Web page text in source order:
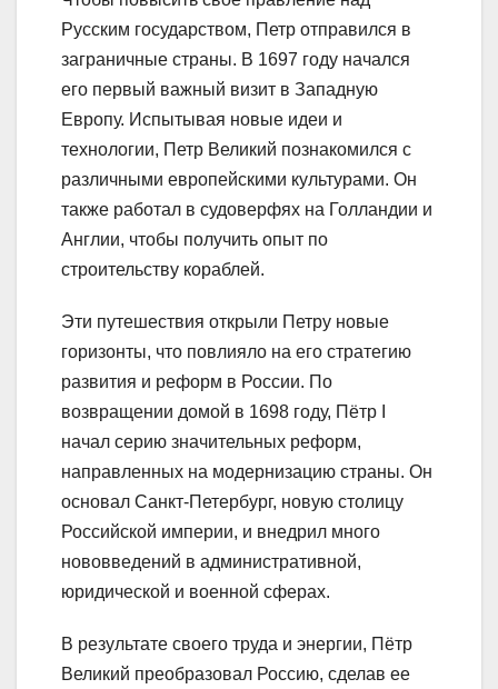
Русским государством, Петр отправился в
заграничные страны. В 1697 году начался
его первый важный визит в Западную
Европу. Испытывая новые идеи и
технологии, Петр Великий познакомился с
различными европейскими культурами. Он
также работал в судоверфях на Голландии и
Англии, чтобы получить опыт по
строительству кораблей.
Эти путешествия открыли Петру новые
горизонты, что повлияло на его стратегию
развития и реформ в России. По
возвращении домой в 1698 году, Пётр I
начал серию значительных реформ,
направленных на модернизацию страны. Он
основал Санкт-Петербург, новую столицу
Российской империи, и внедрил много
нововведений в административной,
юридической и военной сферах.
В результате своего труда и энергии, Пётр
Великий преобразовал Россию, сделав ее